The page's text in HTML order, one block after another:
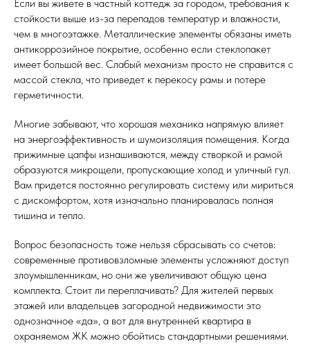
Если вы живете в частный коттедж за городом, требования к
стойкости выше из-за перепадов температур и влажности,
чем в многоэтажке. Металлические элементы обязаны иметь
антикоррозийное покрытие, особенно если стеклопакет
имеет большой вес. Слабый механизм просто не справится с
массой стекла, что приведет к перекосу рамы и потере
герметичности.
Многие забывают, что хорошая механика напрямую влияет
на энергоэффективность и шумоизоляция помещения. Когда
прижимные цапфы изнашиваются, между створкой и рамой
образуются микрощели, пропускающие холод и уличный гул.
Вам придется постоянно регулировать систему или мириться
с дискомфортом, хотя изначально планировалась полная
тишина и тепло.
Вопрос безопасность тоже нельзя сбрасывать со счетов:
современные противовзломные элементы усложняют доступ
злоумышленникам, но они же увеличивают общую цена
комплекта. Стоит ли переплачивать? Для жителей первых
этажей или владельцев загородной недвижимости это
однозначное «да», а вот для внутренней квартира в
охраняемом ЖК можно обойтись стандартными решениями.